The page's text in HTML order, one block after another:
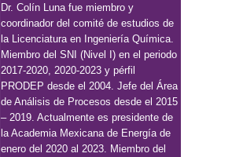
Dr. Colín Luna fue miembro y
coordinador del comité de estudios de
la
Licenciatura en Ingeniería Química.
Miembro del SNI (Nivel I) en el periodo
2017-2020, 2020-2023 y pérfil
PRODEP desde el 2004. Jefe del Área
de Análisis de Procesos desde el 2015
– 2019. Actualmente es presidente de
la Academia Mexicana de Energía de
enero del 2020 al 2023. Miembro del